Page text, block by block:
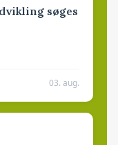
søges
03. aug.